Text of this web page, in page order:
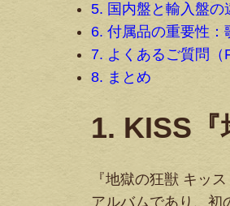
5. 国内盤と輸入盤の
6. 付属品の重要性：
7. よくあるご質問（
8. まとめ
1. KISS
『地獄の狂獣 キッ
アルバムであり、初